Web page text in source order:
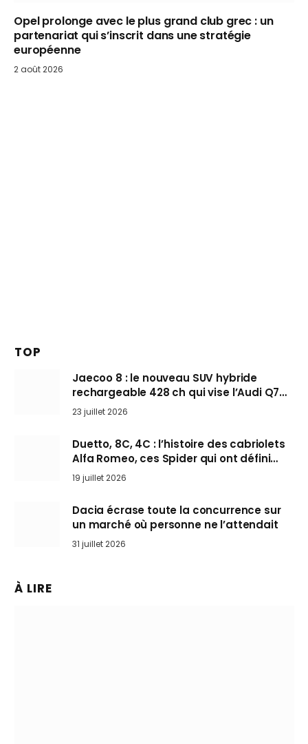
Opel prolonge avec le plus grand club grec : un
partenariat qui s’inscrit dans une stratégie
européenne
2 août 2026
TOP
Jaecoo 8 : le nouveau SUV hybride
rechargeable 428 ch qui vise l’Audi Q7
arrive en Europe cet automne
23 juillet 2026
Duetto, 8C, 4C : l’histoire des cabriolets
Alfa Romeo, ces Spider qui ont défini
l’art de rouler cheveux au vent
19 juillet 2026
Dacia écrase toute la concurrence sur
un marché où personne ne l’attendait
31 juillet 2026
À LIRE